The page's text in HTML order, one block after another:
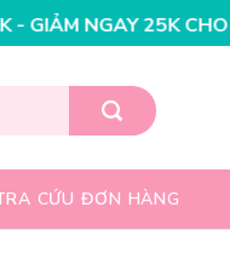
ĐƠN HÀNG 199KNHẬP
CỨU ĐƠN HÀNG